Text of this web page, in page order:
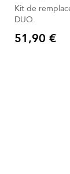
Kit de
DUO.
Prix
51,90 €